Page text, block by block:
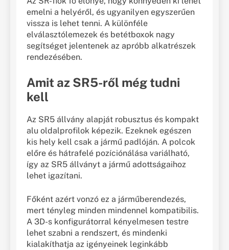
emelni a helyéről, és ugyanilyen egyszerűen
vissza is lehet tenni. A különféle
elválasztólemezek és betétboxok nagy
segítséget jelentenek az apróbb alkatrészek
rendezésében.
Amit az SR5-ről még tudni
kell
Az SR5 állvány alapját robusztus és kompakt
alu oldalprofilok képezik. Ezeknek egészen
kis hely kell csak a jármű padlóján. A polcok
előre és hátrafelé pozíciónálása variálható,
így az SR5 állványt a jármű adottságaihoz
lehet igazítani.
Főként azért vonzó ez a járműberendezés,
mert tényleg minden mindennel kompatibilis.
A 3D-s konfigurátorral kényelmesen testre
lehet szabni a rendszert, és mindenki
kialakíthatja az igényeinek leginkább